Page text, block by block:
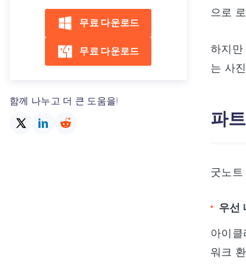
무료 다운로드
무료 다운로드
함께 나누고 더 큰 도움을!
으로
하지만
는 사
파
굿노
우선
아이
워크